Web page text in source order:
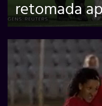
retomada